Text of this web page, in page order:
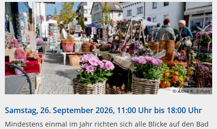
© Anne K. Simon
Samstag, 26. September 2026, 11:00 Uhr bis 18:00 Uhr
Mindestens einmal im Jahr richten sich alle Blicke auf den Bad